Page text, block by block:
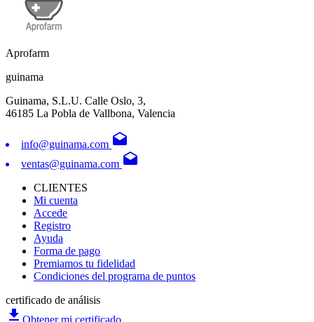
Aprofarm
guinama
Guinama, S.L.U. Calle Oslo, 3,
46185 La Pobla de Vallbona, Valencia
info@guinama.com drafts
ventas@guinama.com drafts
CLIENTES
Mi cuenta
Accede
Registro
Ayuda
Forma de pago
Premiamos tu fidelidad
Condiciones del programa de puntos
certificado de análisis
file_download Obtener mi certificado